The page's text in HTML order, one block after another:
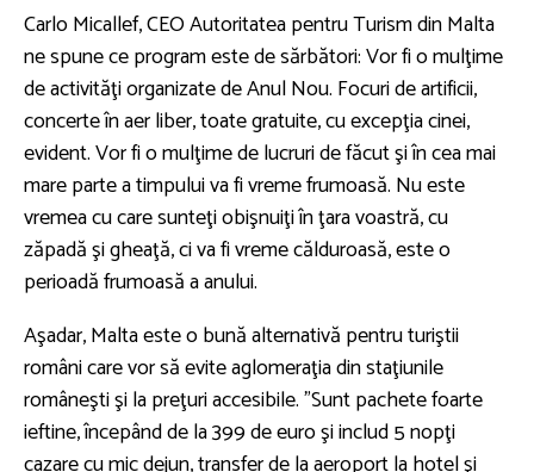
Carlo Micallef, CEO Autoritatea pentru Turism din Malta
ne spune ce program este de sărbători: Vor fi o mulţime
de activităţi organizate de Anul Nou. Focuri de artificii,
concerte în aer liber, toate gratuite, cu excepţia cinei,
evident. Vor fi o mulţime de lucruri de făcut şi în cea mai
mare parte a timpului va fi vreme frumoasă. Nu este
vremea cu care sunteţi obişnuiţi în ţara voastră, cu
zăpadă şi gheaţă, ci va fi vreme călduroasă, este o
perioadă frumoasă a anului.
Aşadar, Malta este o bună alternativă pentru turiştii
români care vor să evite aglomeraţia din staţiunile
româneşti şi la preţuri accesibile. ”Sunt pachete foarte
ieftine, începând de la 399 de euro şi includ 5 nopţi